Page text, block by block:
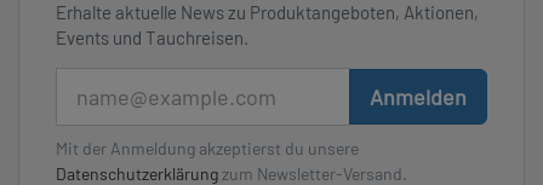
Erhalte aktuelle News zu Produktangeboten, Aktionen,
Events und Tauchreisen.
Anmelden
Mit der Anmeldung akzeptierst du unsere
Datenschutzerklärung zum Newsletter-Versand.